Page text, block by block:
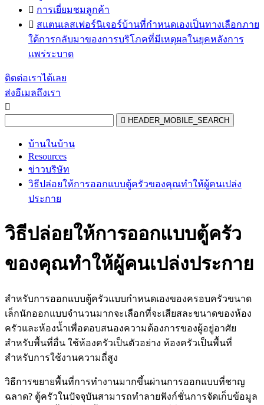
 การเยี่ยมชมลูกค้า
 สแตนเลสเฟอร์นิเจอร์บ้านที่กำหนดเองเป็นทางเลือกภาย
ใต้การกลับมาของการบริโภคที่มีเหตุผลในยุคหลังการ
แพร่ระบาด
ติดต่อเราได้เลย
ส่งอีเมลถึงเรา

 HEADER_MOBILE_SEARCH
บ้านในบ้าน
Resources
ข่าวบริษัท
วิธีปล่อยให้การออกแบบตู้ครัวของคุณทำให้ผู้คนเปล่ง
ประกาย
วิธีปล่อยให้การออกแบบตู้ครัว
ของคุณทำให้ผู้คนเปล่งประกาย
สำหรับการออกแบบตู้ครัวแบบกำหนดเองของครอบครัวขนาด
เล็กนักออกแบบจำนวนมากจะเลือกที่จะเสียสละขนาดของห้อง
ครัวและห้องน้ำเพื่อตอบสนองความต้องการของผู้อยู่อาศัย
สำหรับพื้นที่อื่น ใช้ห้องครัวเป็นตัวอย่าง ห้องครัวเป็นพื้นที่
สำหรับการใช้งานความถี่สูง
วิธีการขยายพื้นที่การทำงานมากขึ้นผ่านการออกแบบที่ชาญ
ฉลาด? ตู้ครัวในปัจจุบันสามารถทำลายฟังก์ชั่นการจัดเก็บข้อมูล